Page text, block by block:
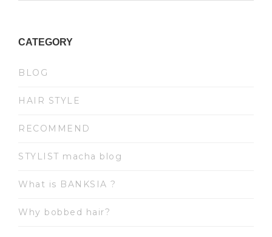
CATEGORY
BLOG
HAIR STYLE
RECOMMEND
STYLIST macha blog
What is BANKSIA ?
Why bobbed hair?